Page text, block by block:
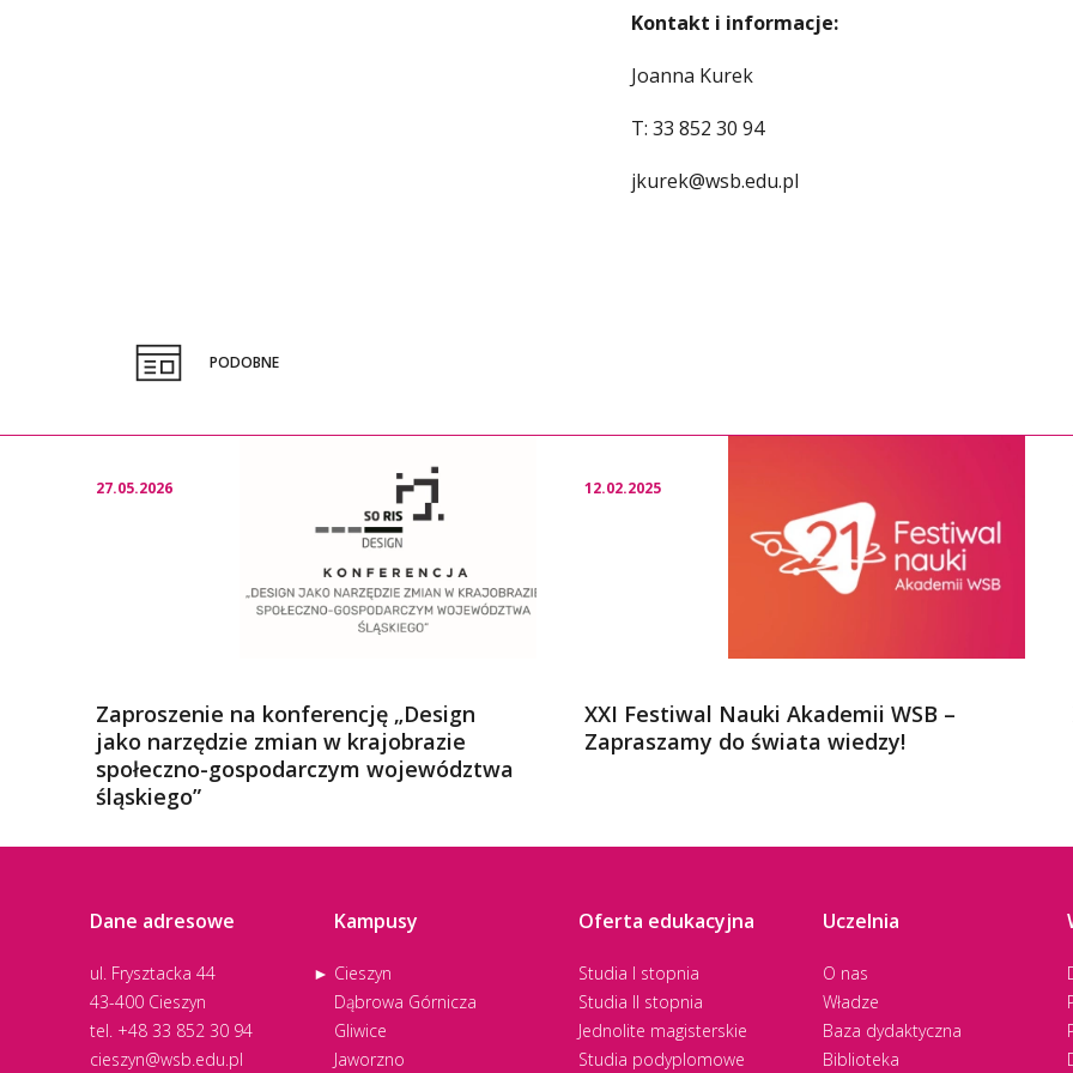
Kontakt i informacje:
Joanna Kurek
T: 33 852 30 94
jkurek@wsb.edu.pl
PODOBNE
27.05.2026
Zaproszenie na konferencję „Design
jako narzędzie zmian w krajobrazie
społeczno-gospodarczym województwa
śląskiego”
12.02.2025
XXI Festiwal Nauki Akademii WSB –
Zapraszamy do świata wiedzy!
Dane adresowe
ul. Frysztacka 44
43-400 Cieszyn
tel. +48 33 852 30 94
cieszyn@wsb.edu.pl
Kampusy
Cieszyn
Dąbrowa Górnicza
Gliwice
Jaworzno
Oferta edukacyjna
Studia I stopnia
Studia II stopnia
Jednolite magisterskie
Studia podyplomowe
Uczelnia
O nas
Władze
Baza dydaktyczna
Biblioteka